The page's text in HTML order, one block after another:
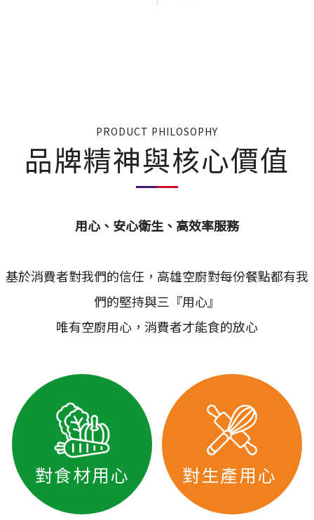
PRODUCT PHILOSOPHY
品牌精神與核心價值
用心、安心衛生、高效率服務
基於消費者對我們的信任，高雄空廚對每份餐點都有我
們的堅持與三『用心』
唯有空廚用心，消費者才能食的放心
對食材用心 對生產用心